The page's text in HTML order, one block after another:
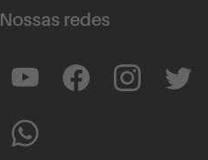
Nossas redes